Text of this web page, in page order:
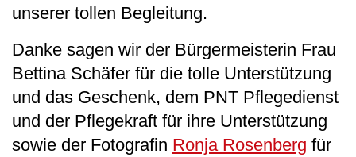
unserer tollen Begleitung.
Danke sagen wir der Bürgermeisterin Frau
Bettina Schäfer für die tolle Unterstützung
und das Geschenk, dem PNT Pflegedienst
und der Pflegekraft für ihre Unterstützung
sowie der Fotografin Ronja Rosenberg für